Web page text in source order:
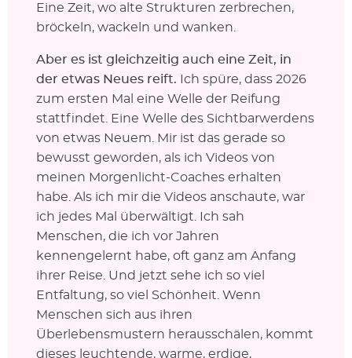
Eine Zeit, wo alte Strukturen zerbrechen,
bröckeln, wackeln und wanken.
Aber es ist gleichzeitig auch eine Zeit, in
der etwas Neues reift.
Ich spüre, dass 2026
zum ersten Mal eine Welle der Reifung
stattfindet. Eine Welle des Sichtbarwerdens
von etwas Neuem. Mir ist das gerade so
bewusst geworden, als ich Videos von
meinen Morgenlicht-Coaches erhalten
habe. Als ich mir die Videos anschaute, war
ich jedes Mal überwältigt. Ich sah
Menschen, die ich vor Jahren
kennengelernt habe, oft ganz am Anfang
ihrer Reise. Und jetzt sehe ich so viel
Entfaltung, so viel Schönheit. Wenn
Menschen sich aus ihren
Überlebensmustern herausschälen, kommt
dieses leuchtende, warme, erdige,